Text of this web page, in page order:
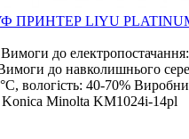
LIYU PLATINUM
Вимоги до електропостачання:
до навколишнього
вологість: 40-70%
Konica Minolta KM1024i-14pl